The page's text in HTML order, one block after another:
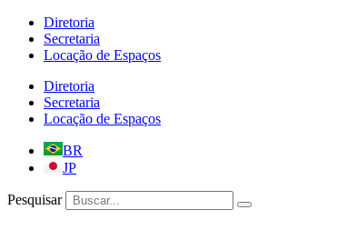
para
Diretoria
Secretaria
Locação de Espaços
Diretoria
Secretaria
Locação de Espaços
BR
JP
Pesquisar